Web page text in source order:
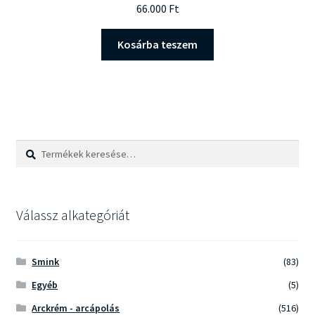
66.000 Ft
Kosárba teszem
Keresés
Keresés
Válassz alkategóriát
Smink
(83)
Egyéb
(5)
Arckrém - arcápolás
(516)